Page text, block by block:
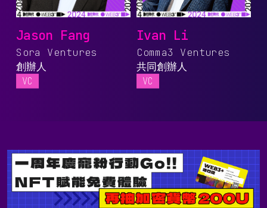
Jason Fang
Sora Ventures
創辦人
VC
Ivan Li
Comma3 Ventures
共同創辦人
VC